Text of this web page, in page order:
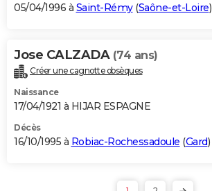
05/04/1996 à Saint-Rémy(Saône-et-Loire)
Jose CALZADA (74 ans)
Créer une cagnotte obsèques
Naissance
17/04/1921 à HIJAR ESPAGNE
Décès
16/10/1995 à Robiac-Rochessadoule (Gard)